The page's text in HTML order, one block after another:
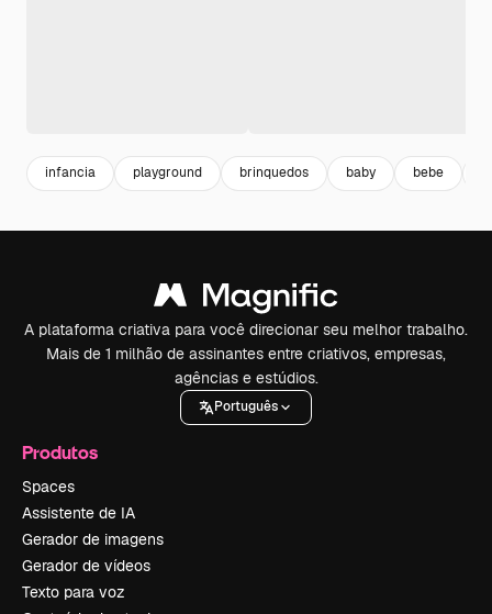
infancia playground brinquedos baby bebe
A plataforma criativa para você direcionar seu melhor trabalho.
Mais de 1 milhão de assinantes entre criativos, empresas,
agências e estúdios.
Português
Produtos
Spaces
Assistente de IA
Gerador de imagens
Gerador de vídeos
Texto para voz